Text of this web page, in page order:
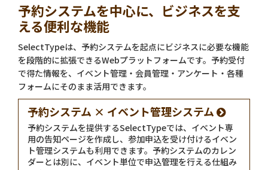
予約システムを中心に、ビジネスを支
える便利な機能
SelectTypeは、予約システムを起点にビジネスに必要な機能
を段階的に拡張できるWebプラットフォームです。予約受付
で得た情報を、イベント管理・会員管理・アンケート・各種
フォームにそのまま活用できます。
予約システム × イベント管理システム
予約システムを提供するSelectTypeでは、イベント専
用の告知ページを作成し、参加申込を受け付けるイベン
ト管理システムも利用できます。予約システムのカレン
ダーとは別に、イベント単位で申込管理を行える仕組み